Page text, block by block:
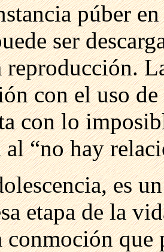
púber
ser
con el uso
con lo
al “no hay
es
etapa de la
conmoción que